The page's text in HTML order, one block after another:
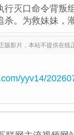
行灭口命令背叛
杀。为救妹妹，
版影片，本站不提供在线
yyv14/